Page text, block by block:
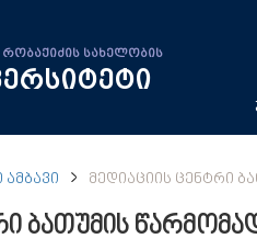
სახელობის
ᲛᲔᲓᲘᲐᲪᲘᲘᲡ ᲪᲔᲜᲢᲠᲘ
ბათუმის